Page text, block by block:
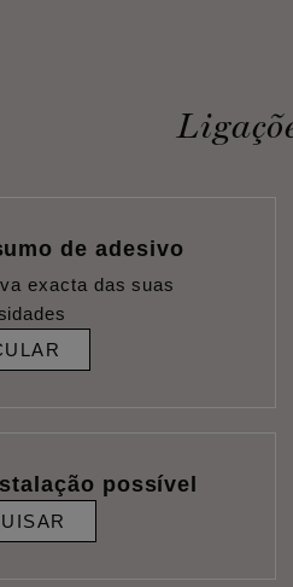
de adesivo
exacta das suas
possível